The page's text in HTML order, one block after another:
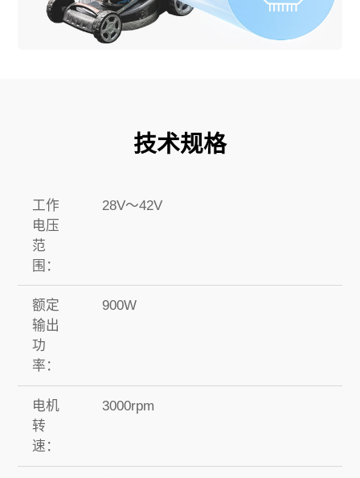
技术规格
工作
电压
范
围：
28V～42V
额定
输出
功
率：
900W
电机
转
速：
3000rpm